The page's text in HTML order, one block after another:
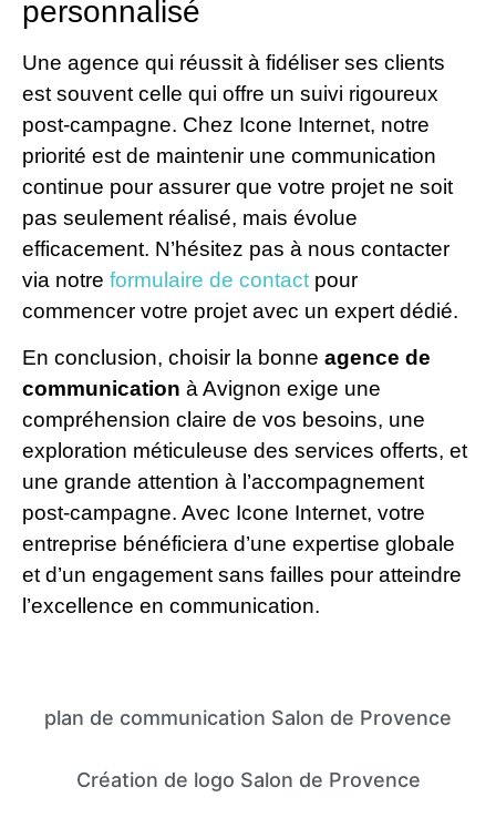
personnalisé
Une agence qui réussit à fidéliser ses clients
est souvent celle qui offre un suivi rigoureux
post-campagne. Chez Icone Internet, notre
priorité est de maintenir une communication
continue pour assurer que votre projet ne soit
pas seulement réalisé, mais évolue
efficacement. N’hésitez pas à nous contacter
via notre formulaire de contact pour
commencer votre projet avec un expert dédié.
En conclusion, choisir la bonne agence de
communication à Avignon exige une
compréhension claire de vos besoins, une
exploration méticuleuse des services offerts, et
une grande attention à l’accompagnement
post-campagne. Avec Icone Internet, votre
entreprise bénéficiera d’une expertise globale
et d’un engagement sans failles pour atteindre
l’excellence en communication.
plan de communication Salon de Provence
Création de logo Salon de Provence